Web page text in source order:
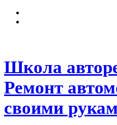
Школа
Ремонт
своими